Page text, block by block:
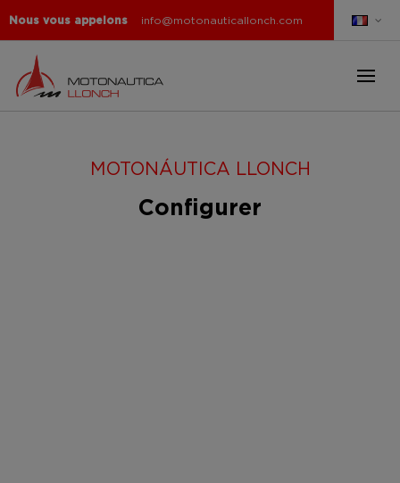
Nous vous appelons info@motonauticallonch.com
MOTONÁUTICA LLONCH
Configurer